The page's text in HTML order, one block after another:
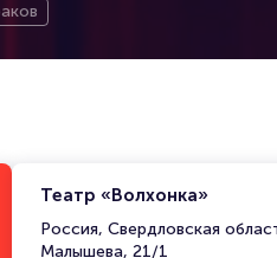
Театр «Волхонка»
Россия, Свердловская
Малышева, 21/1